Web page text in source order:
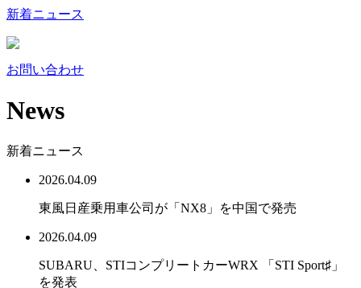
新着ニュース
お問い合わせ
News
新着ニュース
2026.04.09
東風日産乗用車公司が「NX8」を中国で発売
2026.04.09
SUBARU、STIコンプリートカーWRX 「STI Sport♯」
を発表